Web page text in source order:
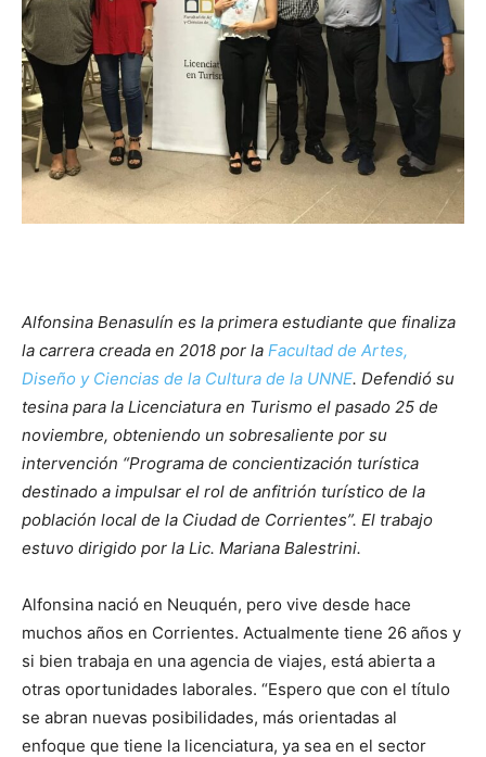
Alfonsina Benasulín es la primera estudiante que finaliza
la carrera creada en 2018 por la Facultad de Artes,
Diseño y Ciencias de la Cultura de la UNNE. Defendió su
tesina para la Licenciatura en Turismo el pasado 25 de
noviembre, obteniendo un sobresaliente por su
intervención “Programa de concientización turística
destinado a impulsar el rol de anfitrión turístico de la
población local de la Ciudad de Corrientes”. El trabajo
estuvo dirigido por la Lic. Mariana Balestrini.
Alfonsina nació en Neuquén, pero vive desde hace
muchos años en Corrientes. Actualmente tiene 26 años y
si bien trabaja en una agencia de viajes, está abierta a
otras oportunidades laborales. “Espero que con el título
se abran nuevas posibilidades, más orientadas al
enfoque que tiene la licenciatura, ya sea en el sector